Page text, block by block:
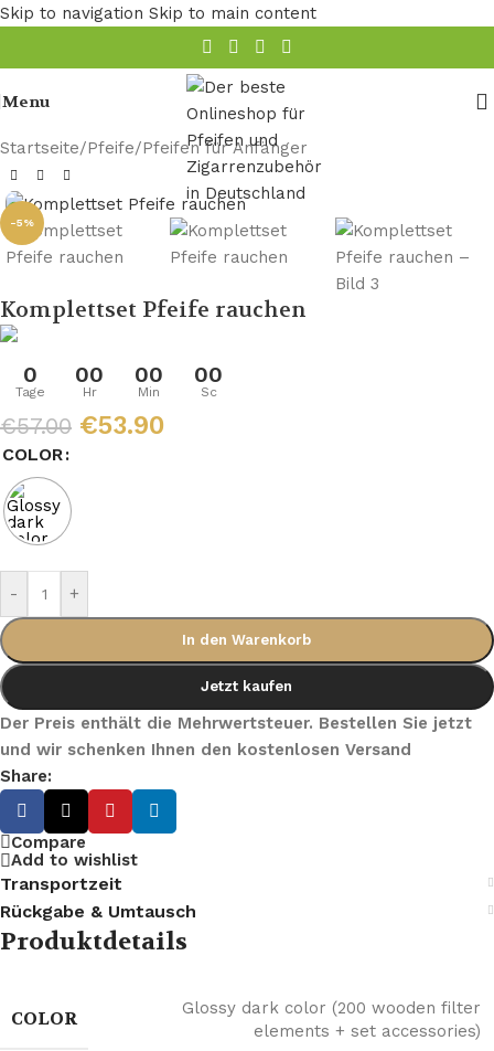
Skip to navigation Skip to main content
Menu
Startseite/Pfeife/Pfeifen für Anfänger
-5%
Komplettset Pfeife rauchen
0
Tage
00
Hr
00
Min
00
Sc
€57.00 €53.90
COLOR
- +
In den Warenkorb
Jetzt kaufen
Der Preis enthält die Mehrwertsteuer. Bestellen Sie jetzt
und wir schenken Ihnen den kostenlosen Versand
Share:
Compare
Add to wishlist
Transportzeit
Rückgabe & Umtausch
Produktdetails
COLOR
Glossy dark color (200 wooden filter
elements + set accessories)